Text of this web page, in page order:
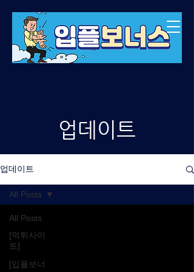
​업데이트
업데이트
All Posts
[먹튀사이
트]
[입플보너
All Posts